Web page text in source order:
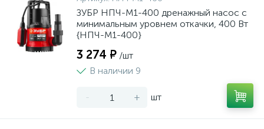
ЗУБР НПЧ-М1-400 дренажный насос с
минимальным уровнем откачки, 400 Вт
{НПЧ-М1-400}
3 274 ₽ /шт
В наличии 9
- + шт